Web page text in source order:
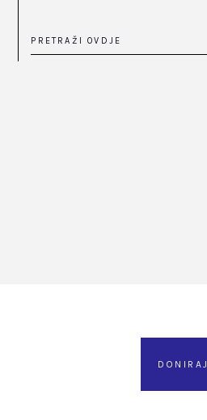
DONIRAJ